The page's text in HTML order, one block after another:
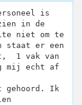
is
in de
niet om te
staat er een
1 vak van
mij echt af
gehoord. Ik